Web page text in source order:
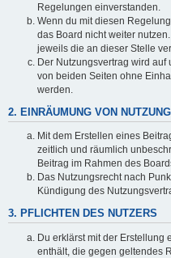
Regelungen einverstanden.
Wenn du mit diesen
das Board nicht weiter
jeweils die an dieser Stelle
Der Nutzungsvertrag wird
von beiden Seiten ohne
werden.
2. EINRÄUMUNG VON
Mit dem Erstellen eines
zeitlich und räumlich
Beitrag im Rahmen des
Das Nutzungsrecht nach
Kündigung des
3. PFLICHTEN DES NUTZERS
Du erklärst mit der Erstellung
enthält, die gegen geltendes